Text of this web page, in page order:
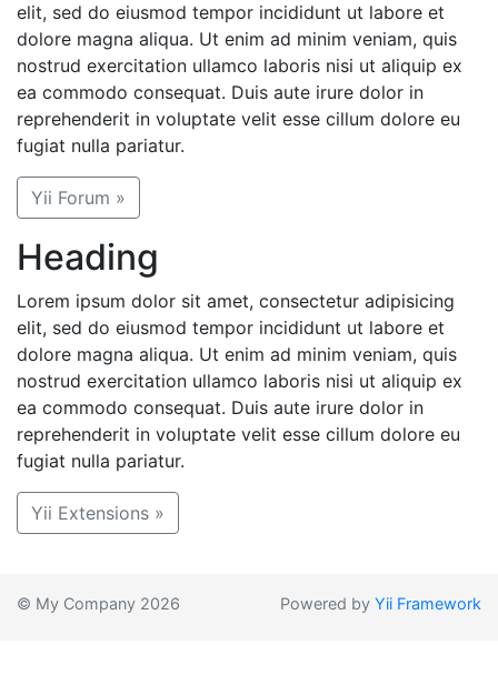
elit, sed do eiusmod tempor incididunt ut labore et
dolore magna aliqua. Ut enim ad minim veniam, quis
nostrud exercitation ullamco laboris nisi ut aliquip ex
ea commodo consequat. Duis aute irure dolor in
reprehenderit in voluptate velit esse cillum dolore eu
fugiat nulla pariatur.
Yii Forum »
Heading
Lorem ipsum dolor sit amet, consectetur adipisicing
elit, sed do eiusmod tempor incididunt ut labore et
dolore magna aliqua. Ut enim ad minim veniam, quis
nostrud exercitation ullamco laboris nisi ut aliquip ex
ea commodo consequat. Duis aute irure dolor in
reprehenderit in voluptate velit esse cillum dolore eu
fugiat nulla pariatur.
Yii Extensions »
© My Company 2026 Powered by Yii Framework